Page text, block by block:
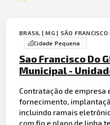
BRASIL | MG | SÃO FRANCISCO
Cidade Pequena
Sao Francisco Do
Municipal -
Contratação de empresa
fornecimento,
incluindo ramais
com fio e plano de linha